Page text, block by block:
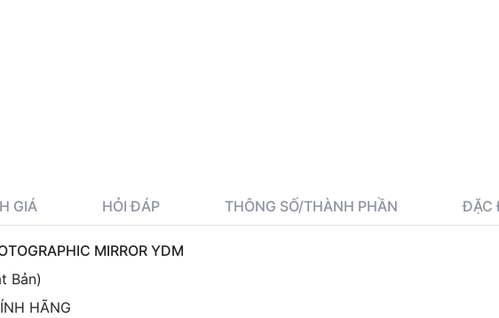
GIÁ HỎI ĐÁP THÔNG SỐ/THÀNH PHẦN ĐẶC
MIRROR YDM
Bản)
HÃNG